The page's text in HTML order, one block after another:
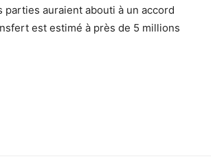
auraient abouti à un accord
est estimé à près de 5 millions